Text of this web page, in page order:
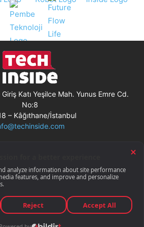
Katı Yeşilce Mah. Yunus Emre Cd.
No:8
– Kâğıthane/İstanbul
Gizlilik Bildirimi
RSS
Medyası